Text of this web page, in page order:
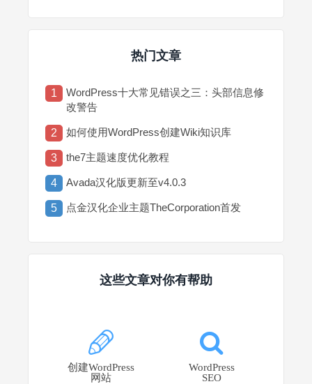
热门文章
1
WordPress十大常见错误之三：头部信息修
改警告
2 如何使用WordPress创建Wiki知识库
3 the7主题速度优化教程
4 Avada汉化版更新至v4.0.3
5 点金汉化企业主题TheCorporation首发
这些文章对你有帮助
创建WordPress
网站
WordPress
SEO